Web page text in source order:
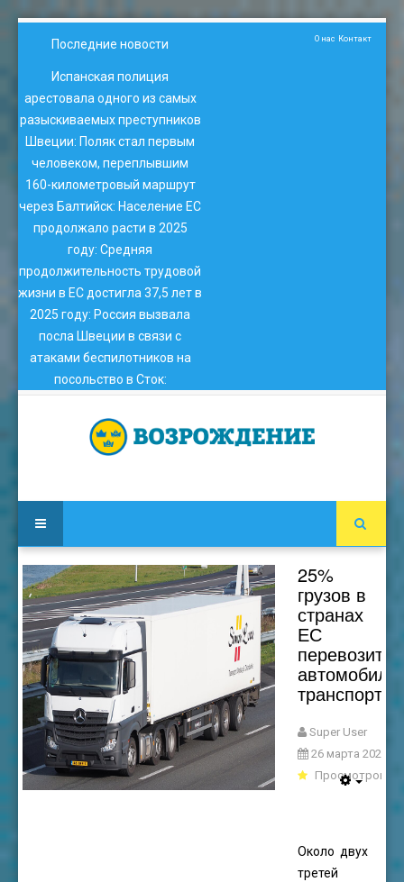
Последние новости
Испанская полиция
арестовала одного из самых
разыскиваемых преступников
Швеции: Поляк стал первым
человеком, переплывшим
160-километровый маршрут
через Балтийск: Население ЕС
продолжало расти в 2025
году: Средняя
продолжительность трудовой
жизни в ЕС достигла 37,5 лет в
2025 году: Россия вызвала
посла Швеции в связи с
атаками беспилотников на
посольство в Сток:
О нас Контакт
25%
грузов в
странах
ЕС
перевозится
транспортом
Super User
26 марта 2026
Просмотров:
Около двух
третей